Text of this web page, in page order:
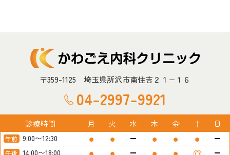
〒359-1125 埼玉県所沢市南住吉２１−１６
04-2997-9921
診療時間 月 火 水 木 金 土 日
9:00〜12:30 ⚫︎ ⚫︎ ⚫︎ ⚫︎ ⚫︎
14:00〜18:00